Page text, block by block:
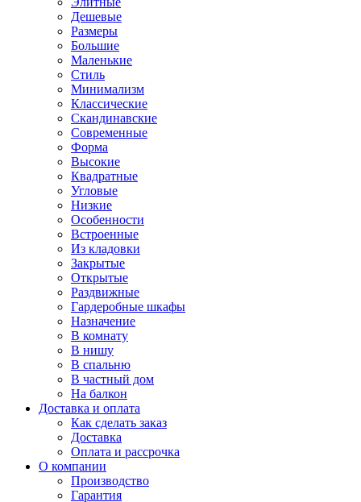
Дешевые
Размеры
Большие
Маленькие
Стиль
Минимализм
Классические
Скандинавские
Современные
Форма
Высокие
Квадратные
Угловые
Низкие
Особенности
Встроенные
Из кладовки
Закрытые
Открытые
Раздвижные
Гардеробные шкафы
Назначение
В комнату
В нишу
В спальню
В частный дом
На балкон
Доставка и оплата
Как сделать заказ
Доставка
Оплата и рассрочка
О компании
Производство
Гарантия